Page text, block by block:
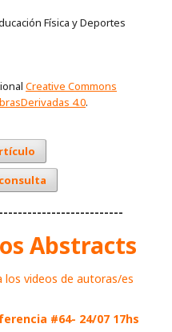
Física y Deportes
Creative Commons
4.0.
Abstracts
los videos de autoras/es
#64- 24/07 17hs